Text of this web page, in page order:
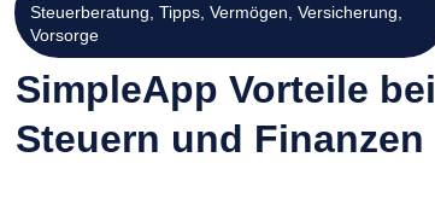
Steuerberatung Tipps, Vermögen Versicherung
Vorsorge
SimpleApp Vorteile bei
Steuern und Finanzen